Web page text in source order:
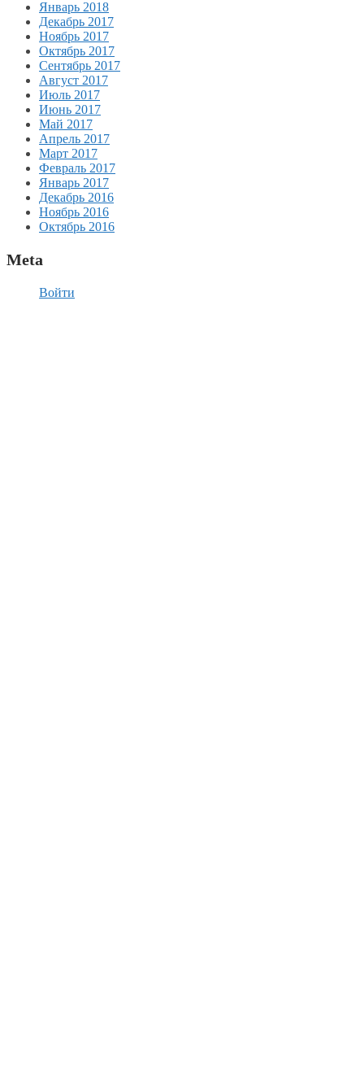
Январь 2018
Декабрь 2017
Ноябрь 2017
Октябрь 2017
Сентябрь 2017
Август 2017
Июль 2017
Июнь 2017
Май 2017
Апрель 2017
Март 2017
Февраль 2017
Январь 2017
Декабрь 2016
Ноябрь 2016
Октябрь 2016
Meta
Войти